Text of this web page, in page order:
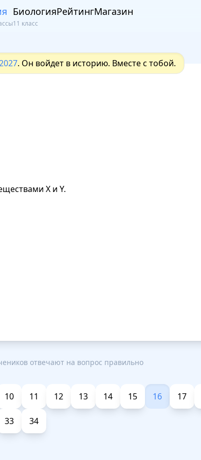
Биология
11 класс
РейтингМагазин
. Он войдет в историю. Вместе с тобой.
X и Y.
отвечают на вопрос правильно
10 11 12 13 14 15 16 17
33 34